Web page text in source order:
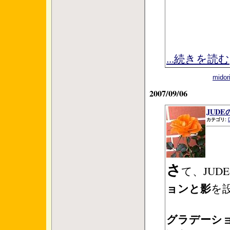
...続きを読む
2007/09/06
JUDE
カテゴリ:
さ て、
ョンと影を
グラデーシ